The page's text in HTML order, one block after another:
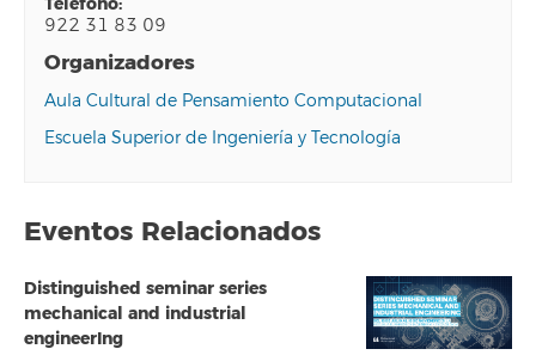
922 31 83 09
Organizadores
Aula Cultural de Pensamiento Computacional
Escuela Superior de Ingeniería y Tecnología
Eventos Relacionados
Distinguished seminar series
mechanical and industrial
engineerIng